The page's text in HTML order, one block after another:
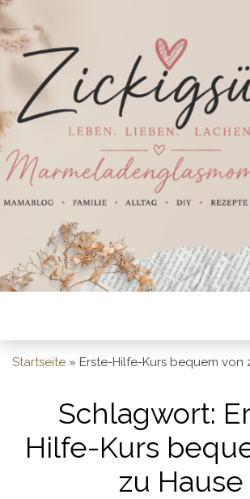
Startseite » Erste-Hilfe-Kurs bequem von
Schlagwort:
Hilfe-Kurs
zu Hause